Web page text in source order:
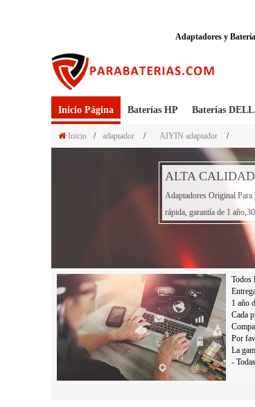
Adaptadores y
Inicio Página Baterías HP Baterías DELL
Inicio / adaptador / AIYIN adaptador /
ALTA
Adaptadores Original
rápida, garantía de 1
Todos
1 año
Cada
Por
La
-